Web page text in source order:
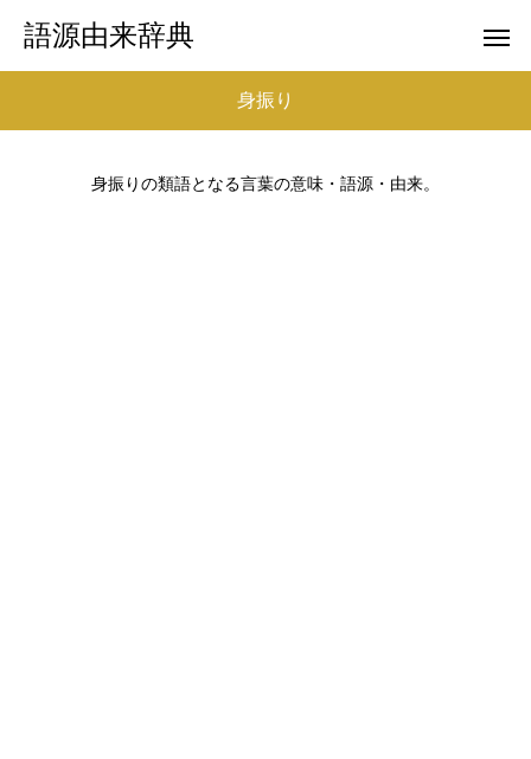
語源由来辞典
身振り
身振りの類語となる言葉の意味・語源・由来。